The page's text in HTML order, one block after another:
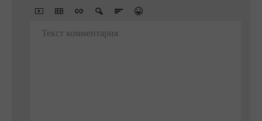
Текст комментария